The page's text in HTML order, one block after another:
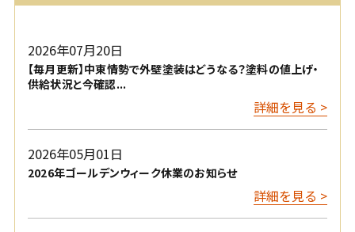
2026年07月20日
【毎月更新】中東情勢で外壁塗装はどうなる？塗料の値上げ・
供給状況と今確認...
詳細を見る >
2026年05月01日
2026年ゴールデンウィーク休業のお知らせ
詳細を見る >